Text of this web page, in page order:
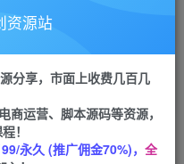
招募站长
APP下载
GO
资源站
分享，市面上收费几百几
商运营、脚本源码等资源，
！
永久 (推广佣金70%)， 全